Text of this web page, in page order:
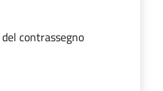
contrassegno